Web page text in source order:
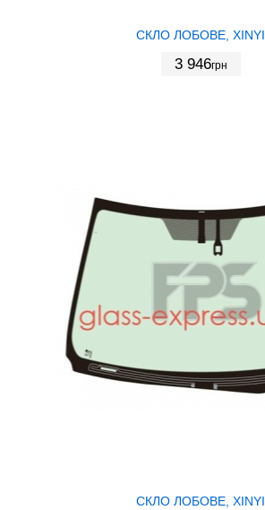
СКЛО ЛОБОВЕ, XINYI
3 946грн
СКЛО ЛОБОВЕ, XINYI